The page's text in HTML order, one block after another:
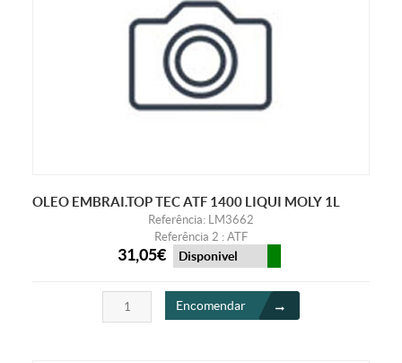
OLEO EMBRAI.TOP TEC ATF 1400 LIQUI MOLY 1L
Referência: LM3662
Referência 2 : ATF
31,05€ Disponivel
Encomendar